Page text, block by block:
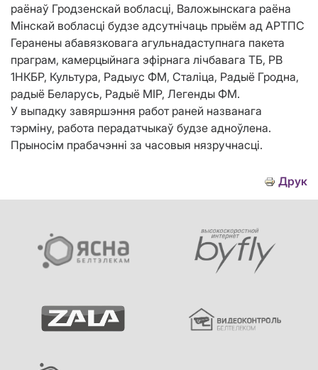
раёнаў Гродзенскай вобласці, Валожынскага раёна
Мінскай вобласці будзе адсутнічаць прыём ад АРТПС
Геранены абавязковага агульнадаступнага пакета
праграм, камерцыйнага эфірнага лічбавага ТБ, РВ
1НКБР, Культура, Радыус ФМ, Сталіца, Радыё Гродна,
радыё Беларусь, Радыё МІР, Легенды ФМ.
У выпадку завяршэння работ раней названага
тэрміну, работа перадатчыкаў будзе адноўлена.
Прыносім прабачэнні за часовыя нязручнасці.
Друк